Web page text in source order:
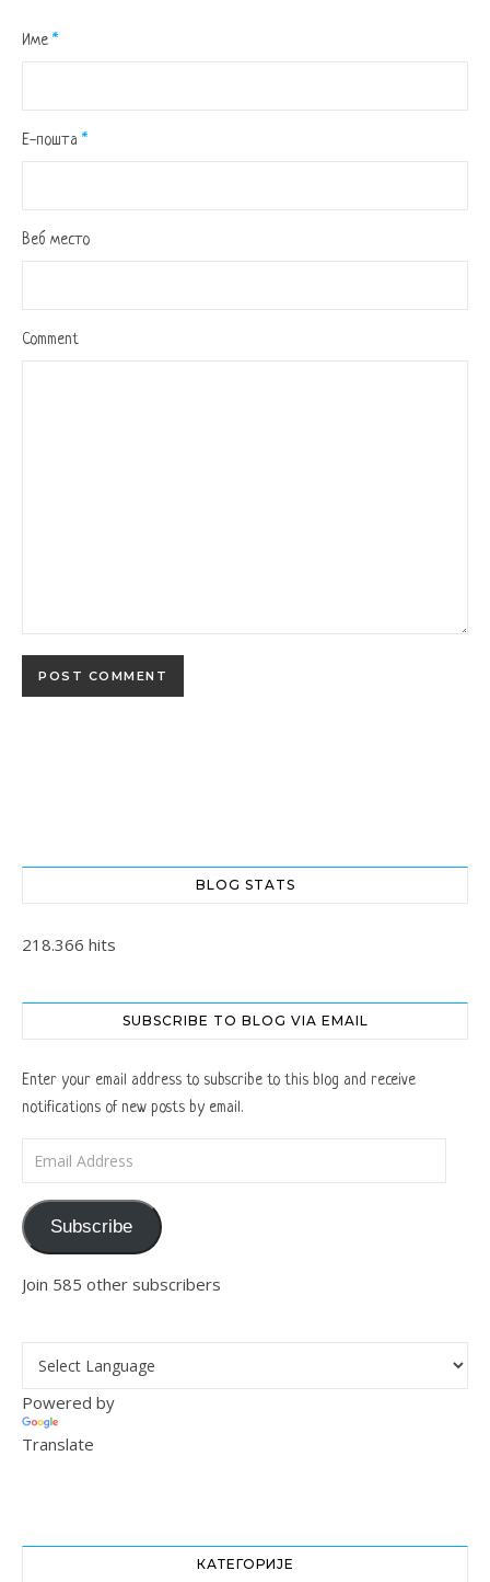
Име *
Е-пошта *
Веб место
Comment
BLOG STATS
218.366 hits
SUBSCRIBE TO BLOG VIA EMAIL
Enter your email address to subscribe to this blog and receive
notifications of new posts by email.
Subscribe
Join 585 other subscribers
Powered by
Translate
КАТЕГОРИЈЕ